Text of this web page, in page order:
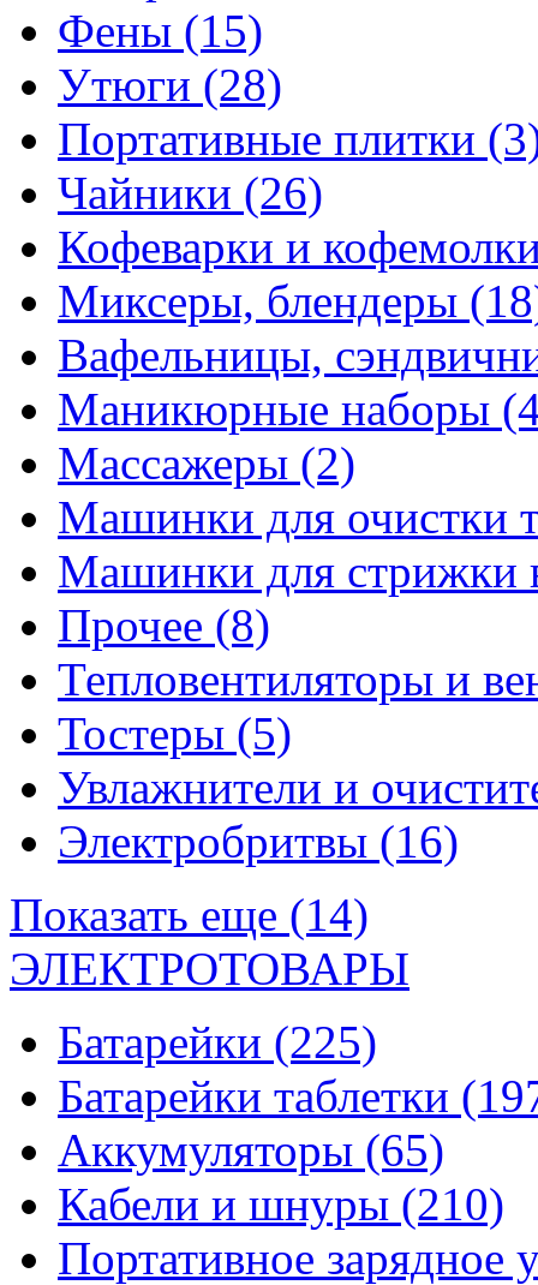
Фены (15)
Утюги (28)
Портативные плитки
Чайники (26)
Кофеварки и
Миксеры, блендеры
Вафельницы,
Маникюрные наборы
Массажеры (2)
Машинки для очистки
Машинки для стрижки
Прочее (8)
Тепловентиляторы и
Тостеры (5)
Увлажнители и
Электробритвы (16)
Показать еще (14)
ЭЛЕКТРОТОВАРЫ
Батарейки (225)
Батарейки таблетки
Аккумуляторы (65)
Кабели и шнуры (210)
Портативное зарядное